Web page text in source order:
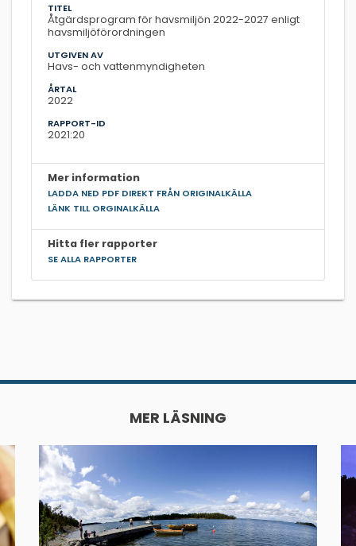
TITEL
Åtgärdsprogram för havsmiljön 2022-2027 enligt
havsmiljöförordningen
UTGIVEN AV
Havs- och vattenmyndigheten
ÅRTAL
2022
RAPPORT-ID
2021:20
Mer information
LADDA NED PDF DIREKT FRÅN ORIGINALKÄLLA
LÄNK TILL ORGINALKÄLLA
Hitta fler rapporter
SE ALLA RAPPORTER
MER LÄSNING